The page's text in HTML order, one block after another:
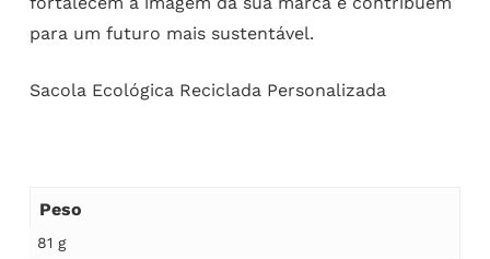
para um futuro mais sustentável.
Sacola Ecológica Reciclada Personalizada
Peso
81 g